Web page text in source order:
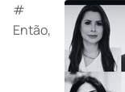
#
Então,